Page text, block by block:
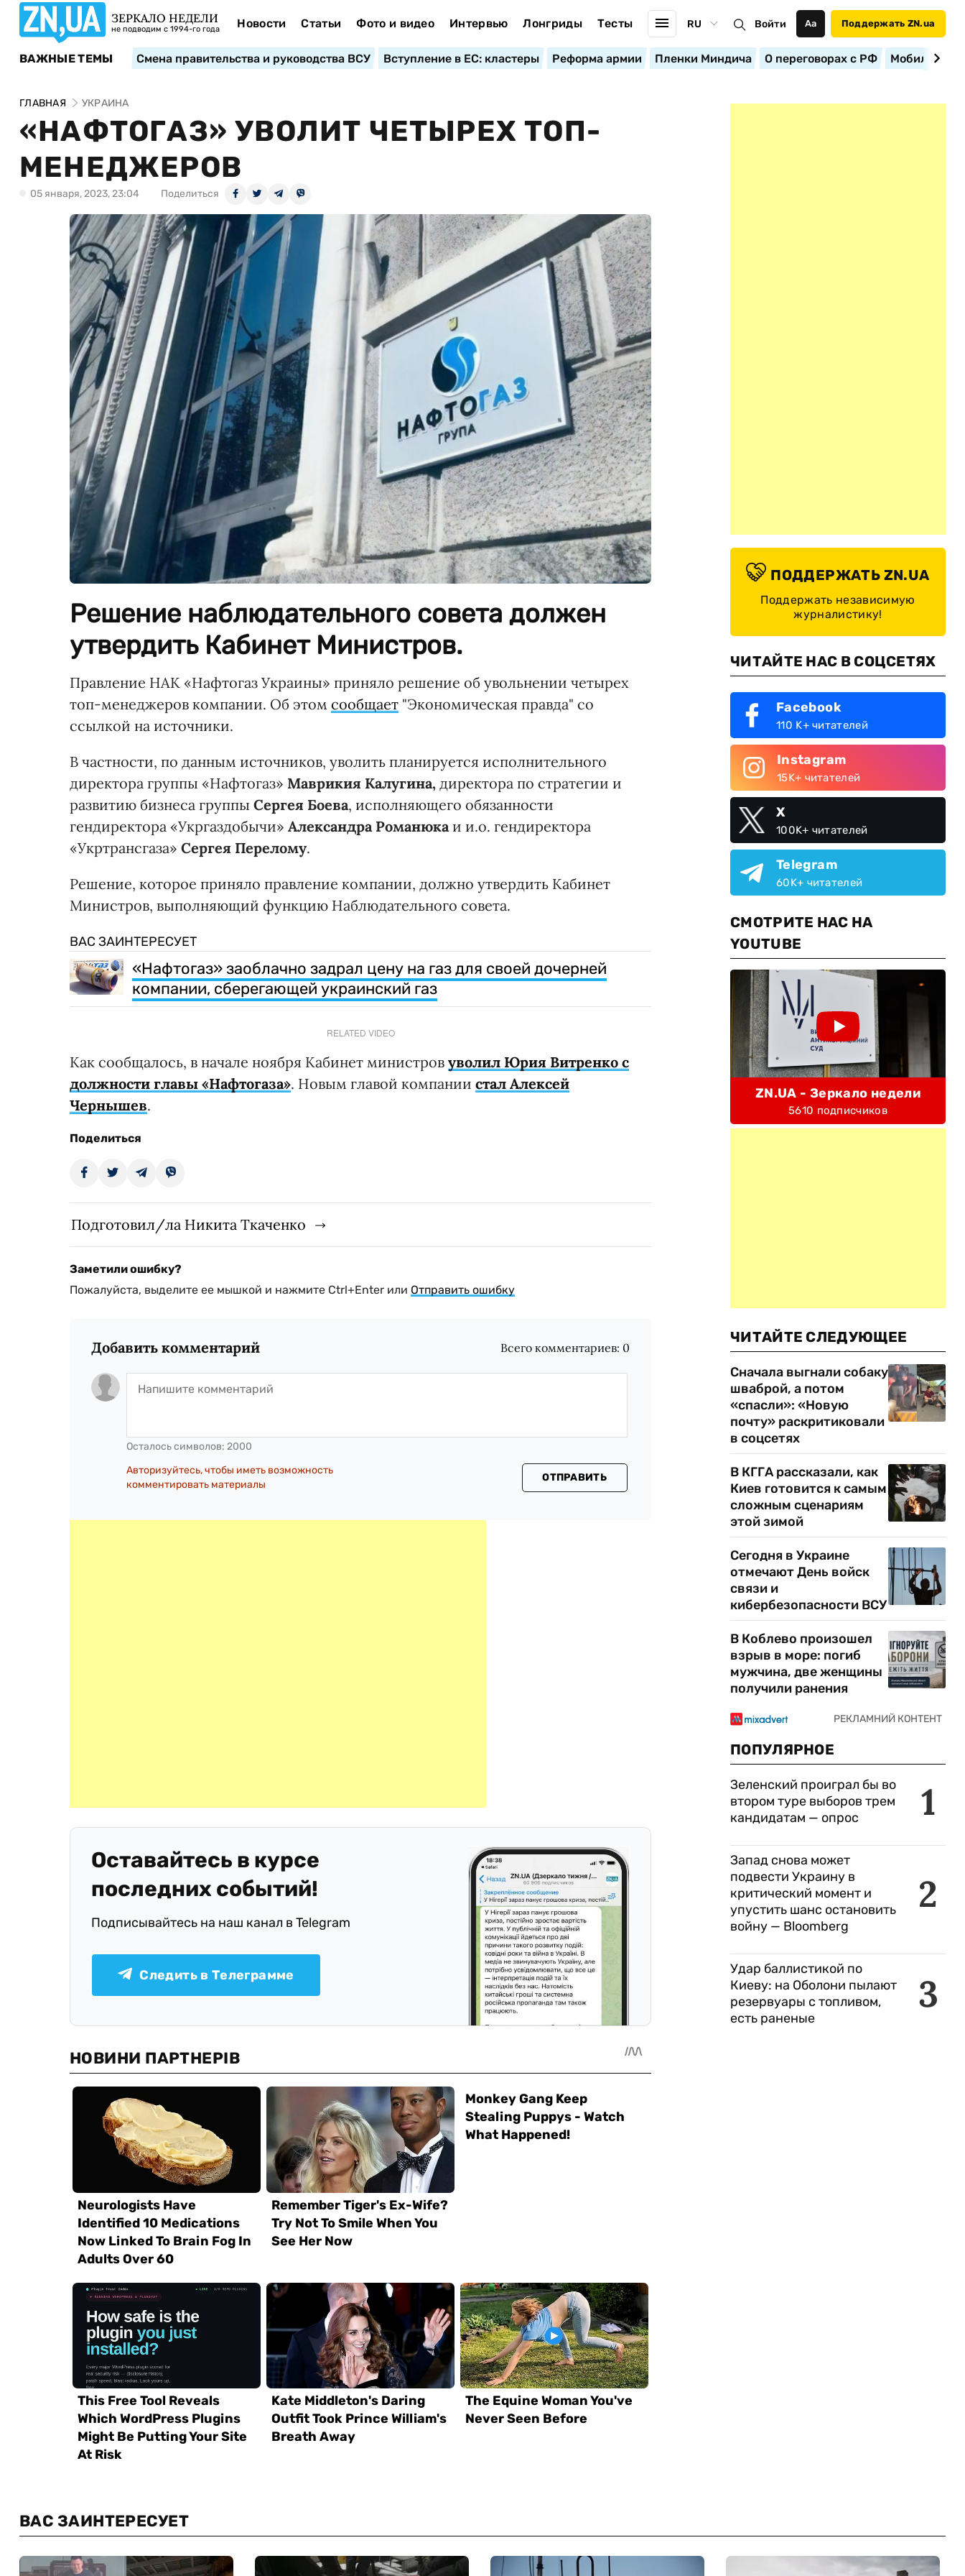
ЗЕРКАЛО НЕДЕЛИ
не подводим с 1994-го года Новости Статьи Фото и видео Интервью Лонгриды Тесты RU Войти Аа Поддержать ZN.ua
ВАЖНЫЕ ТЕМЫ Смена правительства и руководства ВСУ Вступление в ЕС: кластеры Реформа армии Пленки Миндича О переговорах с РФ
ГЛАВНАЯ УКРАИНА
«НАФТОГАЗ» УВОЛИТ ЧЕТЫРЕХ ТОП-
МЕНЕДЖЕРОВ
05 января, 2023, 23:04 Поделиться
Решение наблюдательного совета должен
утвердить Кабинет Министров.
Правление НАК «Нафтогаз Украины» приняло решение об увольнении четырех
топ-менеджеров компании. Об этом сообщает "Экономическая правда" со
ссылкой на источники.
В частности, по данным источников, уволить планируется исполнительного
директора группы «Нафтогаз» Маврикия Калугина, директора по стратегии и
развитию бизнеса группы Сергея Боева, исполняющего обязанности
гендиректора «Укргаздобычи» Александра Романюкаи и.о. гендиректора
«Укртрансгаза» Сергея Перелому.
Решение, которое приняло правление компании, должно утвердить Кабинет
Министров, выполняющий функцию Наблюдательного совета.
ВАС ЗАИНТЕРЕСУЕТ
«Нафтогаз» заоблачно задрал цену на газ для своей дочерней
компании, сберегающей украинский газ
RELATED VIDEO
Как сообщалось, в начале ноября Кабинет министров уволил Юрия Витренко с
должности главы «Нафтогаза». Новым главой компании стал Алексей
Чернышев.
Поделиться
Подготовил/ла Никита Ткаченко
Заметили ошибку?
Пожалуйста, выделите ее мышкой и нажмите Ctrl+Enter или Отправить ошибку
Добавить комментарий Всего комментариев: 0
Осталось символов: 2000
Авторизуйтесь, чтобы иметь возможность
комментировать материалы
ОТПРАВИТЬ
Оставайтесь в курсе
последних событий!
Подписывайтесь на наш канал в Telegram
Следить в Телеграмме
ПОДДЕРЖАТЬ ZN.UA
Поддержать независимую
журналистику!
ЧИТАЙТЕ НАС В СОЦСЕТЯХ
Facebook
110 K+ читателей
Instagram
15K+ читателей
X
100K+ читателей
Telegram
60K+ читателей
СМОТРИТЕ НАС НА
YOUTUBE
ZN.UA - Зеркало недели
5610 подписчиков
ЧИТАЙТЕ СЛЕДУЮЩЕЕ
Сначала выгнали собаку
шваброй, а потом
«спасли»: «Новую
почту» раскритиковали
в соцсетях
В КГГА рассказали, как
Киев готовится к самым
сложным сценариям
этой зимой
Сегодня в Украине
отмечают День войск
связи и
кибербезопасности ВСУ
В Коблево произошел
взрыв в море: погиб
мужчина, две женщины
получили ранения
ПОПУЛЯРНОЕ
1
Зеленский проиграл бы во
втором туре выборов трем
кандидатам — опрос
2
Запад снова может
подвести Украину в
критический момент и
упустить шанс остановить
войну — Bloomberg
3
Удар баллистикой по
Киеву: на Оболони пылают
резервуары с топливом,
есть раненые
ВАС ЗАИНТЕРЕСУЕТ